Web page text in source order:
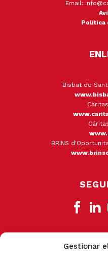
Gestionar
Email:
Política
Bisbat de
BRINS
CANAL DE DENÚNCIA